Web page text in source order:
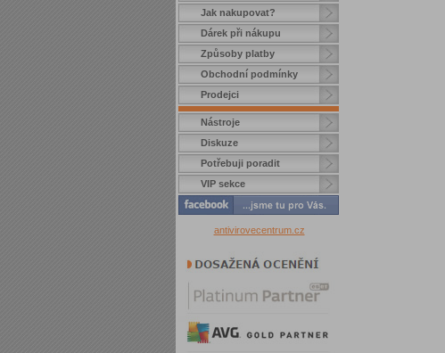
Jak nakupovat?
Dárek při nákupu
Způsoby platby
Obchodní podmínky
Prodejci
Nástroje
Diskuze
Potřebuji poradit
VIP sekce
antivirovecentrum.cz